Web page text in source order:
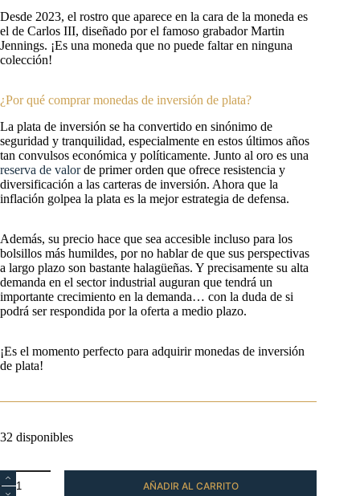
Desde 2023, el rostro que aparece en la cara de la moneda es
el de Carlos III, diseñado por el famoso grabador Martin
Jennings. ¡Es una moneda que no puede faltar en ninguna
colección!
¿Por qué comprar monedas de inversión de plata?
La plata de inversión se ha convertido en sinónimo de
seguridad y tranquilidad, especialmente en estos últimos años
tan convulsos económica y políticamente. Junto al oro es una
reserva de valorde primer orden que ofrece resistencia y
diversificación a las carteras de inversión. Ahora que la
inflación golpea la plata es la mejor estrategia de defensa.
Además, su precio hace que sea accesible incluso para los
bolsillos más humildes, por no hablar de que sus perspectivas
a largo plazo son bastante halagüeñas. Y precisamente su alta
demanda en el sector industrial auguran que tendrá un
importante crecimiento en la demanda… con la duda de si
podrá ser respondida por la oferta a medio plazo.
¡Es el momento perfecto para adquirir monedas de inversión
de plata!
32 disponibles
Moneda
Britannia
AÑADIR AL CARRITO